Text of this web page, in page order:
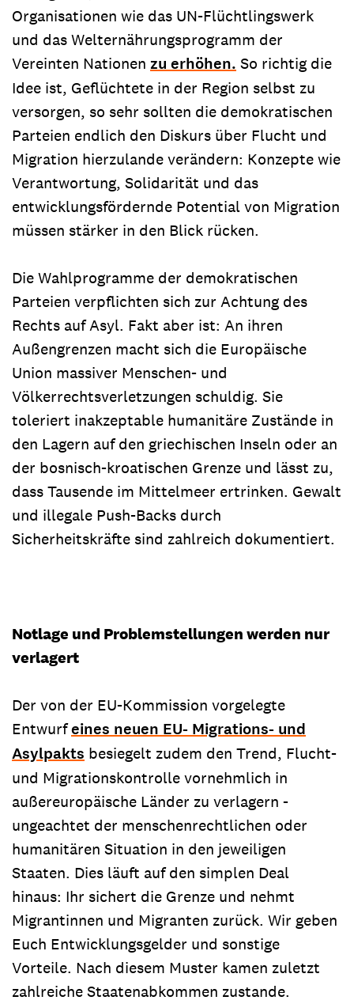
Organisationen wie das UN-Flüchtlingswerk
und das Welternährungsprogramm der
Vereinten Nationen zu erhöhen. So richtig die
Idee ist, Geflüchtete in der Region selbst zu
versorgen, so sehr sollten die demokratischen
Parteien endlich den Diskurs über Flucht und
Migration hierzulande verändern: Konzepte wie
Verantwortung, Solidarität und das
entwicklungsfördernde Potential von Migration
müssen stärker in den Blick rücken.
Die Wahlprogramme der demokratischen
Parteien verpflichten sich zur Achtung des
Rechts auf Asyl. Fakt aber ist: An ihren
Außengrenzen macht sich die Europäische
Union massiver Menschen- und
Völkerrechtsverletzungen schuldig. Sie
toleriert inakzeptable humanitäre Zustände in
den Lagern auf den griechischen Inseln oder an
der bosnisch-kroatischen Grenze und lässt zu,
dass Tausende im Mittelmeer ertrinken. Gewalt
und illegale Push-Backs durch
Sicherheitskräfte sind zahlreich dokumentiert.
Notlage und Problemstellungen werden nur
verlagert
Der von der EU-Kommission vorgelegte
Entwurfeines neuen EU- Migrations- und
Asylpakts besiegelt zudem den Trend, Flucht-
und Migrationskontrolle vornehmlich in
außereuropäische Länder zu verlagern -
ungeachtet der menschenrechtlichen oder
humanitären Situation in den jeweiligen
Staaten. Dies läuft auf den simplen Deal
hinaus: Ihr sichert die Grenze und nehmt
Migrantinnen und Migranten zurück. Wir geben
Euch Entwicklungsgelder und sonstige
Vorteile. Nach diesem Muster kamen zuletzt
zahlreiche Staatenabkommen zustande.